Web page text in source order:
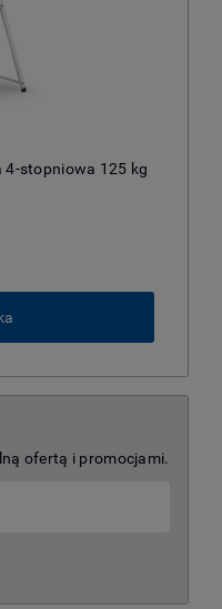
4-stopniowa 125 kg
ofertą i promocjami.